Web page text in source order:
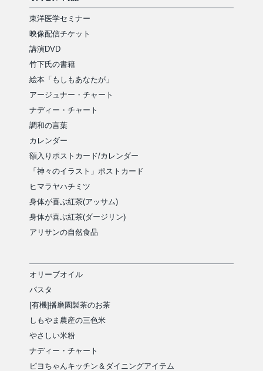
東洋医学セミナー
映像配信チケット
講演DVD
竹下氏の書籍
絵本「もしもあなたが」
アージュナー・チャート
ナディー・チャート
調和の言葉
カレンダー
額入りポストカード/カレンダー
「神々のイラスト」ポストカード
ヒマラヤハチミツ
身体が喜ぶ紅茶(アッサム)
身体が喜ぶ紅茶(ダージリン)
アリサンの自然食品
オリーブオイル
パスタ
[有機]播磨園製茶のお茶
しもやま農産の三色米
やさしい米粉
ナディー・チャート
ピヨちゃんキッチン＆ダイニングアイテム